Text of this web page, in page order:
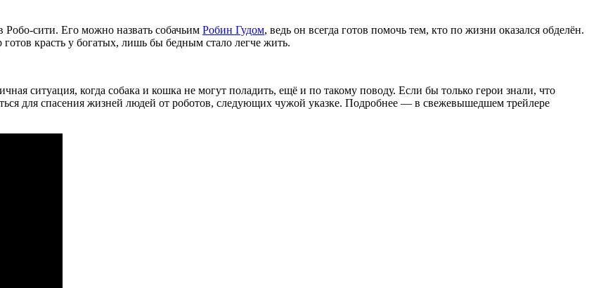
сити. Его можно назвать собачьим Робин Гудом, ведь он всегда готов помочь тем, кто по жизни оказался обделён.
красть у богатых, лишь бы бедным стало легче жить.
ситуация, когда собака и кошка не могут поладить, ещё и по такому поводу. Если бы только герои знали, что
для спасения жизней людей от роботов, следующих чужой указке. Подробнее — в свежевышедшем трейлере